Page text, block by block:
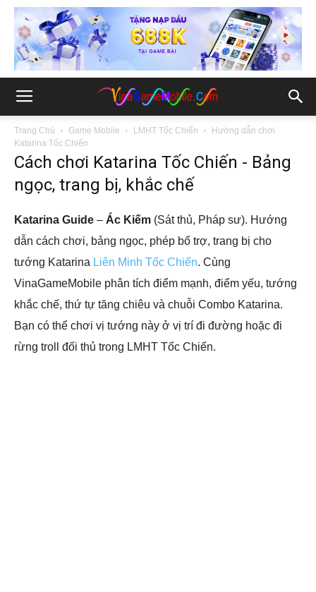
Trang Chủ Game Mobile LMHT Tốc Chiến
Hướng dẫn chơi
Katarina Tốc Chiến
Cách chơi Katarina Tốc Chiến - Bảng
ngọc, trang bị, khắc chế
Katarina Guide – Ác Kiếm (Sát thủ, Pháp sư). Hướng
dẫn cách chơi, bảng ngọc, phép bổ trợ, trang bị cho
tướng Katarina Liên Minh Tốc Chiến. Cùng
VinaGameMobile phân tích điểm mạnh, điểm yếu, tướng
khắc chế, thứ tự tăng chiêu và chuỗi Combo Katarina.
Bạn có thể chơi vị tướng này ở vị trí đi đường hoặc đi
rừng troll đối thủ trong LMHT Tốc Chiến.